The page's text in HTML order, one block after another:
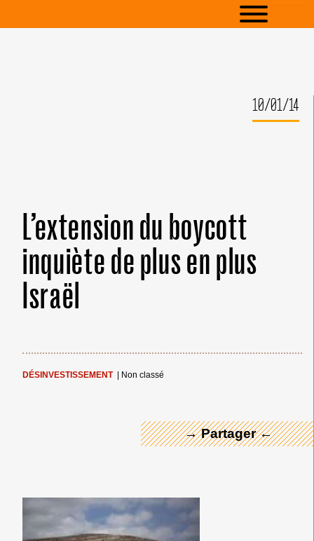
10/01/14
L’extension du boycott
inquiète de plus en plus
Israël
DÉSINVESTISSEMENT Non classé
→ Partager ←